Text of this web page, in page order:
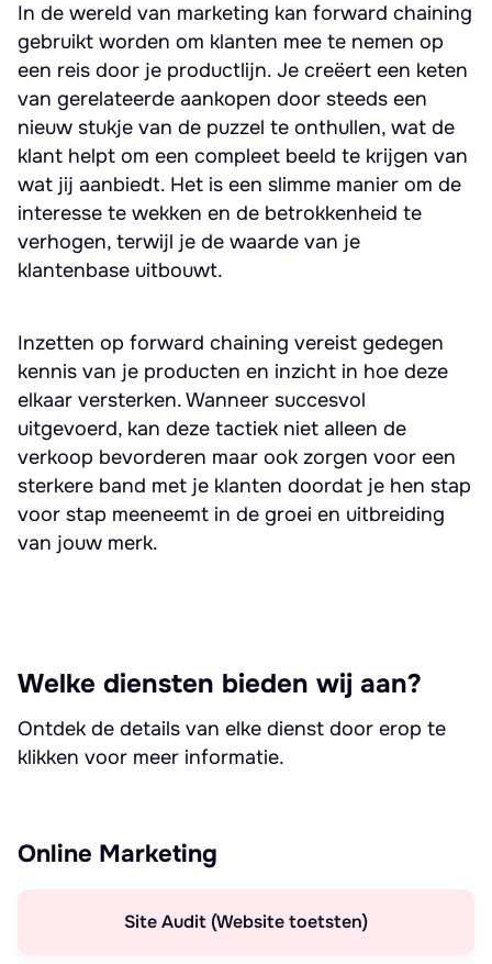
In de wereld van marketing kan forward chaining
gebruikt worden om klanten mee te nemen op
een reis door je productlijn. Je creëert een keten
van gerelateerde aankopen door steeds een
nieuw stukje van de puzzel te onthullen, wat de
klant helpt om een compleet beeld te krijgen van
wat jij aanbiedt. Het is een slimme manier om de
interesse te wekken en de betrokkenheid te
verhogen, terwijl je de waarde van je
klantenbase uitbouwt.
Inzetten op forward chaining vereist gedegen
kennis van je producten en inzicht in hoe deze
elkaar versterken. Wanneer succesvol
uitgevoerd, kan deze tactiek niet alleen de
verkoop bevorderen maar ook zorgen voor een
sterkere band met je klanten doordat je hen stap
voor stap meeneemt in de groei en uitbreiding
van jouw merk.
Welke diensten bieden wij aan?
Ontdek de details van elke dienst door erop te
klikken voor meer informatie.
Online Marketing
Site Audit (Website toetsten)